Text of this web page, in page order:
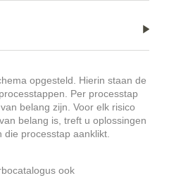
opgesteld. Hierin staan de
Per processtap
belang zijn. Voor elk risico
belang is, treft u oplossingen
die processtap aanklikt.
ook